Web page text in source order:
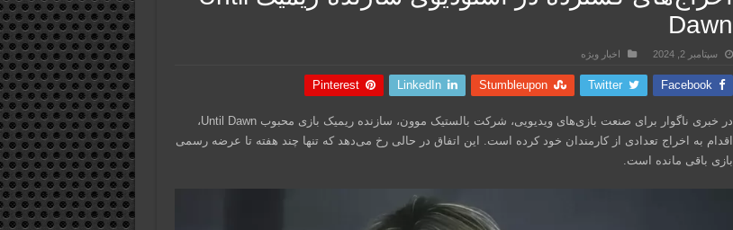
Dawn
سپتامبر 2, 2024 اخبار ویژه
Facebook
Twitter
Stumbleupon
LinkedIn
Pinterest
در خبری ناگوار برای صنعت بازی‌های ویدیویی، شرکت بالستیک موون، سازنده ریمیک بازی محبوب Until Dawn،
اقدام به اخراج تعدادی از کارمندان خود کرده است. این اتفاق در حالی رخ می‌دهد که تنها چند هفته تا عرضه رسمی
بازی باقی مانده است.